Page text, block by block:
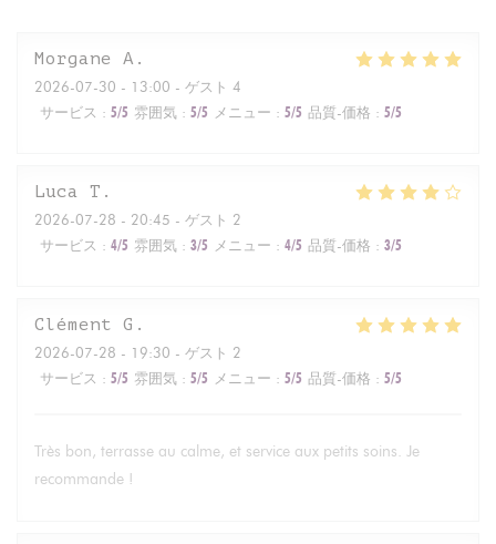
Morgane A
2026-07-30 - 13:00 - ゲスト 4
サービス : 5/5 雰囲気 : 5/5 メニュー : 5/5 品質-価格 : 5/5
Luca T
2026-07-28 - 20:45 - ゲスト 2
サービス : 4/5 雰囲気 : 3/5 メニュー : 4/5 品質-価格 : 3/5
Clément G
2026-07-28 - 19:30 - ゲスト 2
サービス : 5/5 雰囲気 : 5/5 メニュー : 5/5 品質-価格 : 5/5
Très bon, terrasse au calme, et service aux petits soins. Je
recommande !